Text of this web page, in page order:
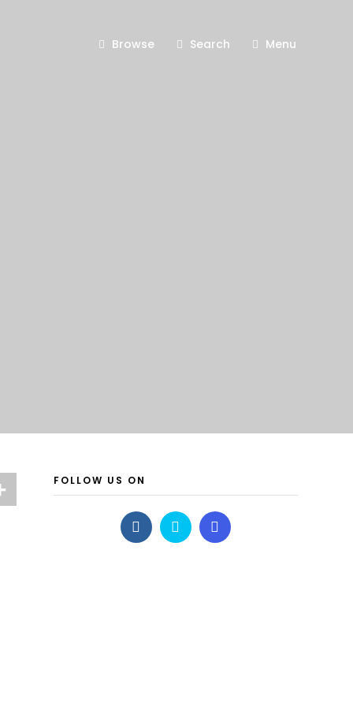
Browse Search Menu
FOLLOW US ON